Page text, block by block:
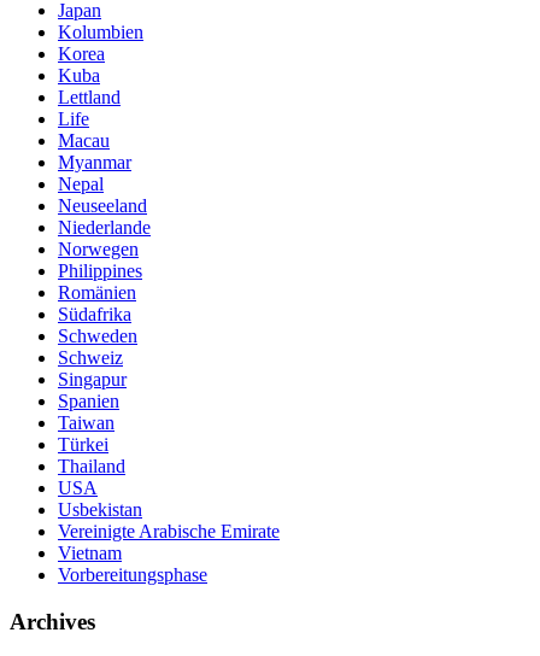
Japan
Kolumbien
Korea
Kuba
Lettland
Life
Macau
Myanmar
Nepal
Neuseeland
Niederlande
Norwegen
Philippines
Romänien
Südafrika
Schweden
Schweiz
Singapur
Spanien
Taiwan
Türkei
Thailand
USA
Usbekistan
Vereinigte Arabische Emirate
Vietnam
Vorbereitungsphase
Archives